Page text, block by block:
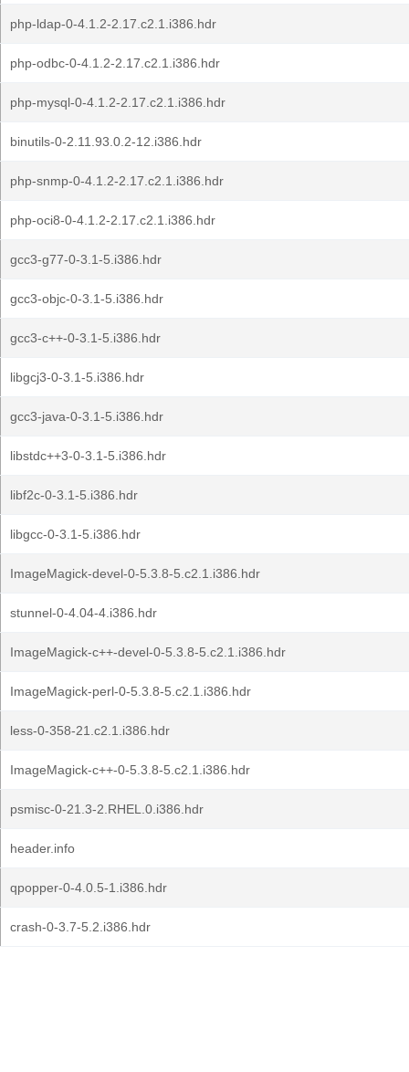
php-ldap-0-4.1.2-2.17.c2.1.i386.hdr
php-odbc-0-4.1.2-2.17.c2.1.i386.hdr
php-mysql-0-4.1.2-2.17.c2.1.i386.hdr
binutils-0-2.11.93.0.2-12.i386.hdr
php-snmp-0-4.1.2-2.17.c2.1.i386.hdr
php-oci8-0-4.1.2-2.17.c2.1.i386.hdr
gcc3-g77-0-3.1-5.i386.hdr
gcc3-objc-0-3.1-5.i386.hdr
gcc3-c++-0-3.1-5.i386.hdr
libgcj3-0-3.1-5.i386.hdr
gcc3-java-0-3.1-5.i386.hdr
libstdc++3-0-3.1-5.i386.hdr
libf2c-0-3.1-5.i386.hdr
libgcc-0-3.1-5.i386.hdr
ImageMagick-devel-0-5.3.8-5.c2.1.i386.hdr
stunnel-0-4.04-4.i386.hdr
ImageMagick-c++-devel-0-5.3.8-5.c2.1.i386.hdr
ImageMagick-perl-0-5.3.8-5.c2.1.i386.hdr
less-0-358-21.c2.1.i386.hdr
ImageMagick-c++-0-5.3.8-5.c2.1.i386.hdr
psmisc-0-21.3-2.RHEL.0.i386.hdr
header.info
qpopper-0-4.0.5-1.i386.hdr
crash-0-3.7-5.2.i386.hdr